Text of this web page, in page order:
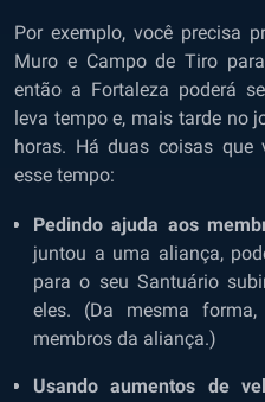
Por exemplo, você precisa
Muro e Campo de Tiro
então a Fortaleza poderá
leva tempo e, mais tarde no
horas. Há duas coisas que
esse tempo:
Pedindo ajuda aos
juntou a uma aliança,
para o seu Santuário
eles. (Da mesma
membros da aliança.)
Usando aumentos de